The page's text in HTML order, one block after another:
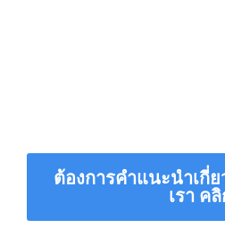
ต้องการคำแนะนำเกี่
เรา ค